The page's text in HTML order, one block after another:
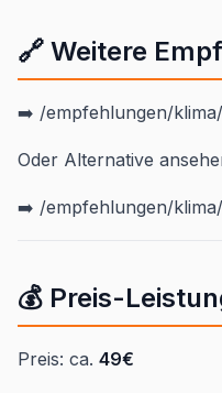
🔗 Weitere
➡️ /empfehlungen/klima/
Oder Alternative
➡️ /empfehlungen/
💰 Preis-
Preis: ca. 49€